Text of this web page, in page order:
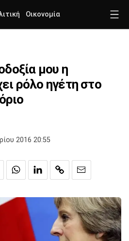
Οικονομία
μου η
ρόλο ηγέτη στο
2016 20:55